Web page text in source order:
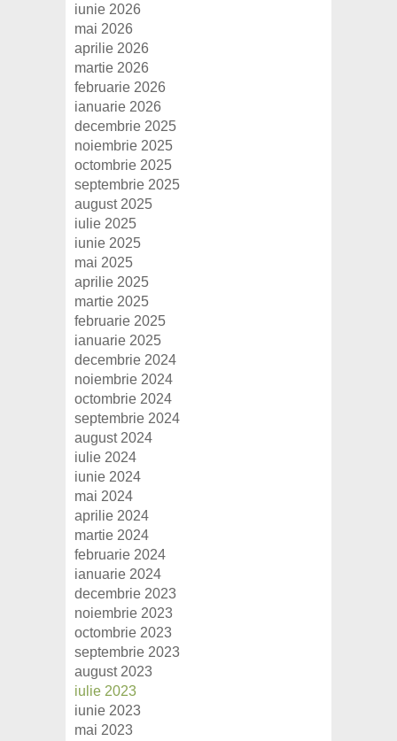
iunie 2026
mai 2026
aprilie 2026
martie 2026
februarie 2026
ianuarie 2026
decembrie 2025
noiembrie 2025
octombrie 2025
septembrie 2025
august 2025
iulie 2025
iunie 2025
mai 2025
aprilie 2025
martie 2025
februarie 2025
ianuarie 2025
decembrie 2024
noiembrie 2024
octombrie 2024
septembrie 2024
august 2024
iulie 2024
iunie 2024
mai 2024
aprilie 2024
martie 2024
februarie 2024
ianuarie 2024
decembrie 2023
noiembrie 2023
octombrie 2023
septembrie 2023
august 2023
iulie 2023
iunie 2023
mai 2023